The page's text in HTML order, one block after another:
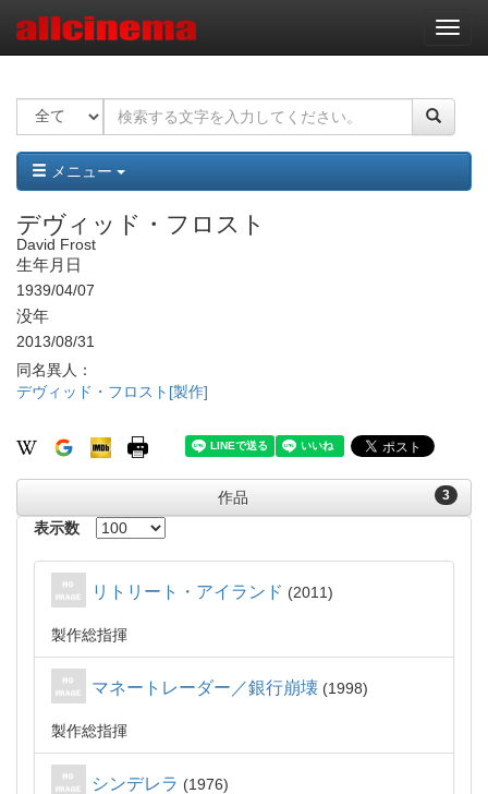
ナ
ビ
ー
ョ
ン
メニュー
デヴィッド・フロスト
David Frost
生年月日
1939/04/07
没年
2013/08/31
同名異人：
デヴィッド・フロスト[製作]
3
作品
表示数
リトリート・アイランド 2011
製作総指揮
マネートレーダー／銀行崩壊 1998
製作総指揮
シンデレラ 1976